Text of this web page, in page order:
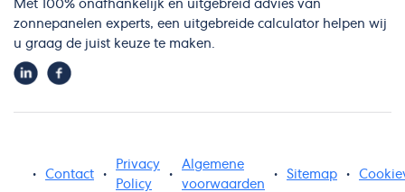
Met 100% onafhankelijk en uitgebreid advies van
zonnepanelen experts, een uitgebreide calculator helpen wij
u graag de juist keuze te maken.
• Contact •
Privacy
Policy
•
Algemene
voorwaarden
• Sitemap •